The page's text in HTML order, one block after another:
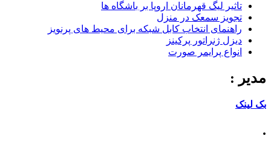
تاثیر لیگ قهرمانان اروپا بر باشگاه ها
تجویز سمعک در منزل
راهنمای انتخاب کابل شبکه برای محیط های پرنویز
دیزل ژنراتور پرکینز
انواع پرایمر صورت
: